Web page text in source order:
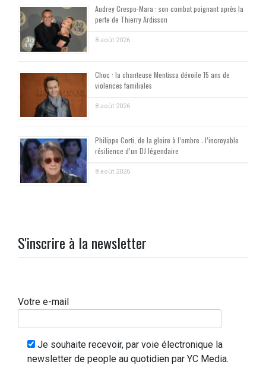
Audrey Crespo-Mara : son combat poignant après la
perte de Thierry Ardisson
8 août 2026
Choc : la chanteuse Mentissa dévoile 15 ans de
violences familiales
8 août 2026
Philippe Corti, de la gloire à l’ombre : l’incroyable
résilience d’un DJ légendaire
8 août 2026
S'inscrire à la newsletter
Votre e-mail
Je souhaite recevoir, par voie électronique la
newsletter de people au quotidien par YC Media.